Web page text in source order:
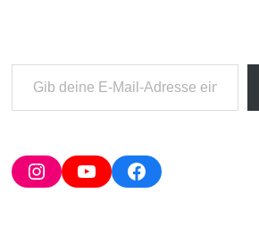
deine
Adresse
ein ...
InstagramYouTubeFacebook